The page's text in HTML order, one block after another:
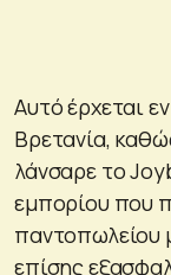
Αυτό έρχεται
Βρετανία,
λάνσαρε το
εμπορίου που
παντοπωλείου
επίσης